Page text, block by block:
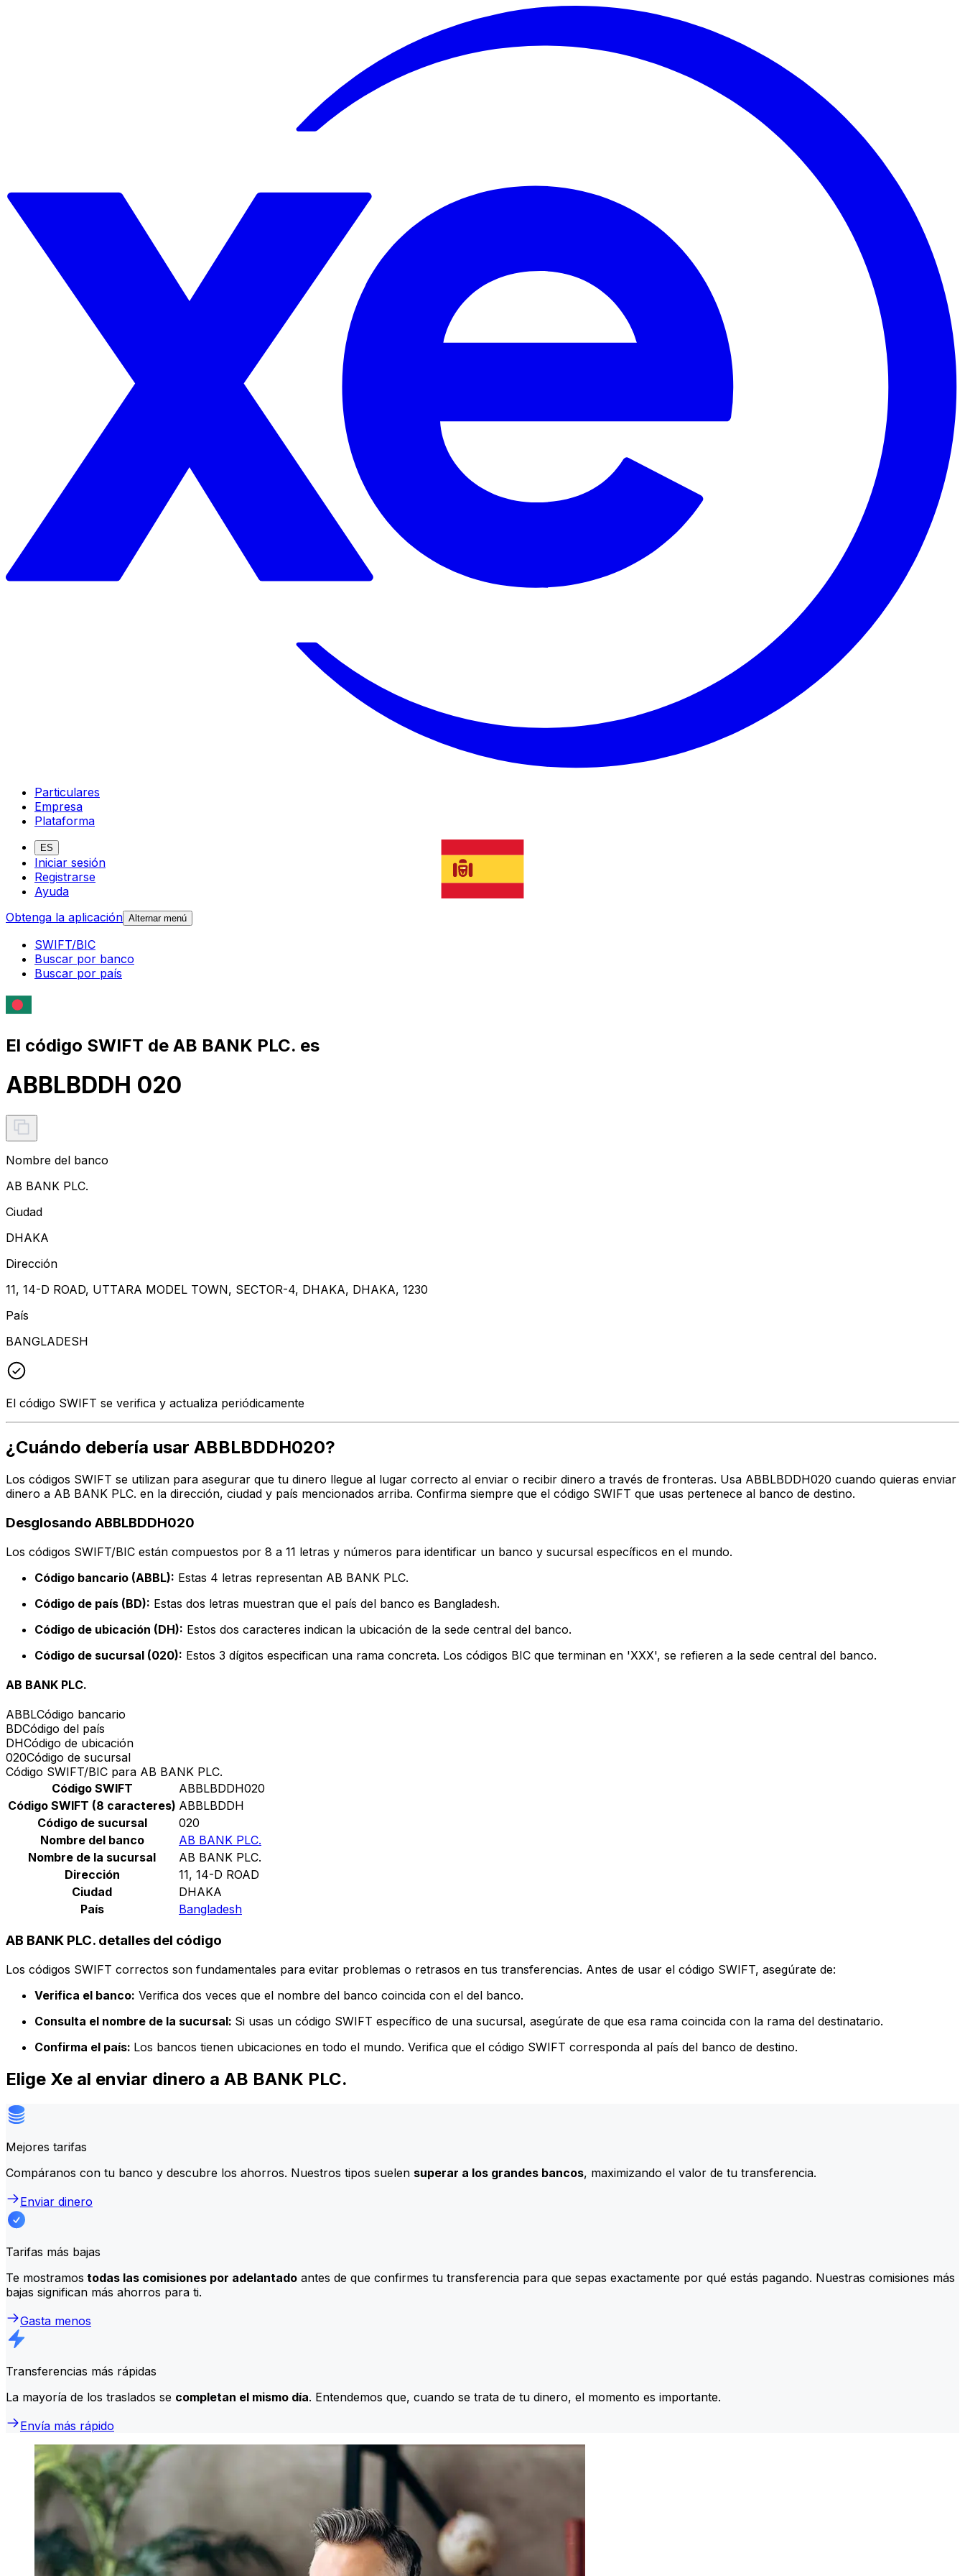
Particulares
Empresa
Plataforma
ES
Iniciar sesión
Registrarse
Ayuda
Obtenga la aplicación Alternar menú
SWIFT/BIC
Buscar por banco
Buscar por país
El código SWIFT de AB BANK PLC. es
ABBLBDDH 020
Nombre del banco
AB BANK PLC.
Ciudad
DHAKA
Dirección
11, 14-D ROAD, UTTARA MODEL TOWN, SECTOR-4, DHAKA, DHAKA, 1230
País
BANGLADESH
El código SWIFT se verifica y actualiza periódicamente
¿Cuándo debería usar ABBLBDDH020?
Los códigos SWIFT se utilizan para asegurar que tu dinero llegue al lugar correcto al enviar o recibir dinero a través de fronteras. Usa ABBLBDDH020 cuando quieras enviar
dinero a AB BANK PLC. en la dirección, ciudad y país mencionados arriba. Confirma siempre que el código SWIFT que usas pertenece al banco de destino.
Desglosando ABBLBDDH020
Los códigos SWIFT/BIC están compuestos por 8 a 11 letras y números para identificar un banco y sucursal específicos en el mundo.
Código bancario (ABBL): Estas 4 letras representan AB BANK PLC.
Código de país (BD): Estas dos letras muestran que el país del banco es Bangladesh.
Código de ubicación (DH): Estos dos caracteres indican la ubicación de la sede central del banco.
Código de sucursal (020): Estos 3 dígitos especifican una rama concreta. Los códigos BIC que terminan en 'XXX', se refieren a la sede central del banco.
AB BANK PLC.
ABBLCódigo bancario
BDCódigo del país
DHCódigo de ubicación
020Código de sucursal
Código SWIFT/BIC para AB BANK PLC.
Código SWIFT
ABBLBDDH020
Código SWIFT (8 caracteres) ABBLBDDH
Código de sucursal
020
Nombre del banco
AB BANK PLC.
Nombre de la sucursal
AB BANK PLC.
Dirección
11, 14-D ROAD
Ciudad
DHAKA
País
Bangladesh
AB BANK PLC. detalles del código
Los códigos SWIFT correctos son fundamentales para evitar problemas o retrasos en tus transferencias. Antes de usar el código SWIFT, asegúrate de:
Verifica el banco: Verifica dos veces que el nombre del banco coincida con el del banco.
Consulta el nombre de la sucursal: Si usas un código SWIFT específico de una sucursal, asegúrate de que esa rama coincida con la rama del destinatario.
Confirma el país: Los bancos tienen ubicaciones en todo el mundo. Verifica que el código SWIFT corresponda al país del banco de destino.
Elige Xe al enviar dinero a AB BANK PLC.
Mejores tarifas
Compáranos con tu banco y descubre los ahorros. Nuestros tipos suelen superar a los grandes bancos, maximizando el valor de tu transferencia.
Enviar dinero
Tarifas más bajas
Te mostramos todas las comisiones por adelantado antes de que confirmes tu transferencia para que sepas exactamente por qué estás pagando. Nuestras comisiones más
bajas significan más ahorros para ti.
Gasta menos
Transferencias más rápidas
La mayoría de los traslados se completan el mismo día. Entendemos que, cuando se trata de tu dinero, el momento es importante.
Envía más rápido